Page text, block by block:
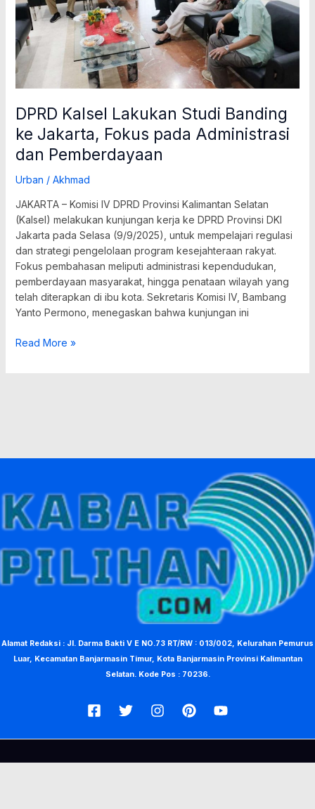
DPRD Kalsel Lakukan Studi Banding
ke Jakarta, Fokus pada Administrasi
dan Pemberdayaan
Urban / Akhmad
JAKARTA – Komisi IV DPRD Provinsi Kalimantan Selatan
(Kalsel) melakukan kunjungan kerja ke DPRD Provinsi DKI
Jakarta pada Selasa (9/9/2025), untuk mempelajari regulasi
dan strategi pengelolaan program kesejahteraan rakyat.
Fokus pembahasan meliputi administrasi kependudukan,
pemberdayaan masyarakat, hingga penataan wilayah yang
telah diterapkan di ibu kota. Sekretaris Komisi IV, Bambang
Yanto Permono, menegaskan bahwa kunjungan ini
Fokus
pada
Administrasi
dan
Pemberdayaan
Read More »
Alamat Redaksi : Jl. Darma Bakti V E NO.73 RT/RW : 013/002, Kelurahan Pemurus
Luar, Kecamatan Banjarmasin Timur, Kota Banjarmasin Provinsi Kalimantan
Selatan. Kode Pos : 70236.